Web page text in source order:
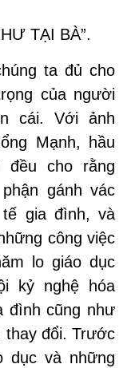
TẠI BÀ”.
ta đủ cho
của người
cái. Với ảnh
Mạnh, hầu
đều cho rằng
gánh vác
gia đình, và
công việc
lo giáo dục
kỷ nghệ hóa
đình cũng như
thay đổi. Trước
dục và những